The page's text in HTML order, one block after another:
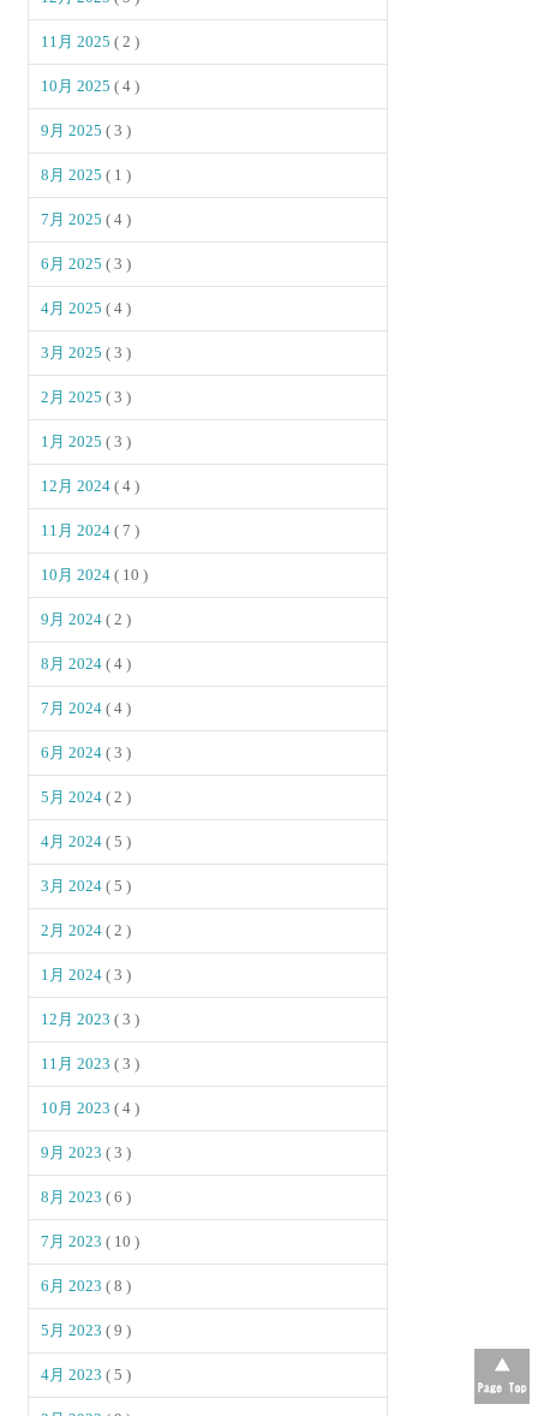
11月 2025( 2 )
10月 2025( 4 )
9月 2025( 3 )
8月 2025( 1 )
7月 2025( 4 )
6月 2025( 3 )
4月 2025( 4 )
3月 2025( 3 )
2月 2025( 3 )
1月 2025( 3 )
12月 2024( 4 )
11月 2024( 7 )
10月 2024( 10 )
9月 2024( 2 )
8月 2024( 4 )
7月 2024( 4 )
6月 2024( 3 )
5月 2024( 2 )
4月 2024( 5 )
3月 2024( 5 )
2月 2024( 2 )
1月 2024( 3 )
12月 2023( 3 )
11月 2023( 3 )
10月 2023( 4 )
9月 2023( 3 )
8月 2023( 6 )
7月 2023( 10 )
6月 2023( 8 )
5月 2023( 9 )
4月 2023( 5 )